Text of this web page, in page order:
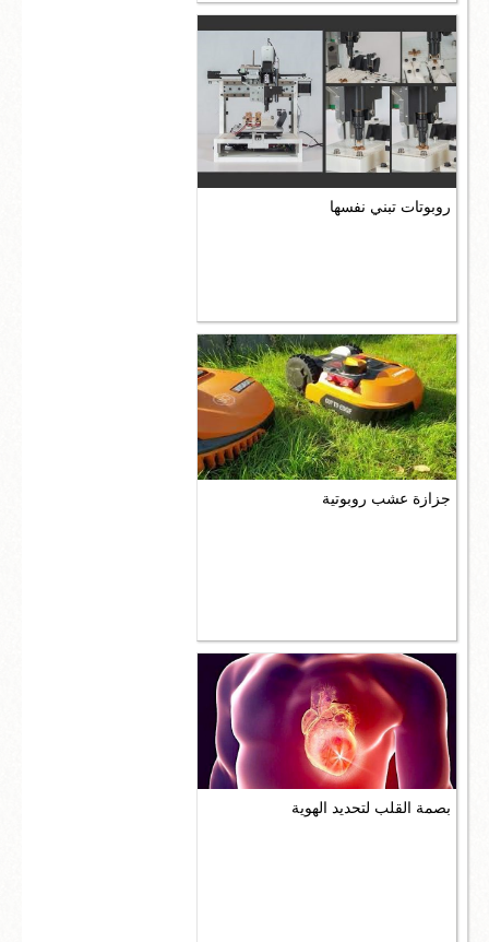
روبوتات تبني نفسها
جزازة عشب روبوتية
بصمة القلب لتحديد الهوية